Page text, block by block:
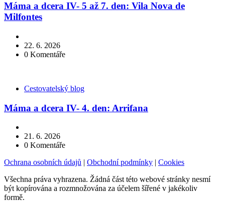
Máma a dcera IV- 5 až 7. den: Vila Nova de
Milfontes
22. 6. 2026
0 Komentáře
KategorieCestovatelský blog
Máma a dcera IV- 4. den: Arrifana
21. 6. 2026
0 Komentáře
Ochrana osobních údajů | Obchodní podmínky | Cookies
Všechna práva vyhrazena. Žádná část této webové stránky nesmí
být kopírována a rozmnožována za účelem šířené v jakékoliv
formě.